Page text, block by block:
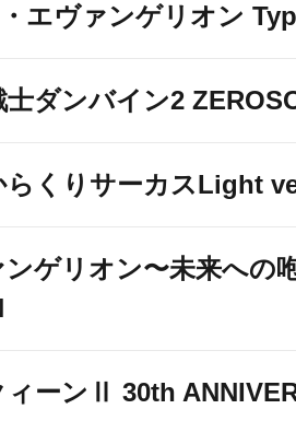
エヴァンゲリオン
ダンバイン2
らくりサーカスLight
ゲリオン〜未来への
ィーンⅡ 30th